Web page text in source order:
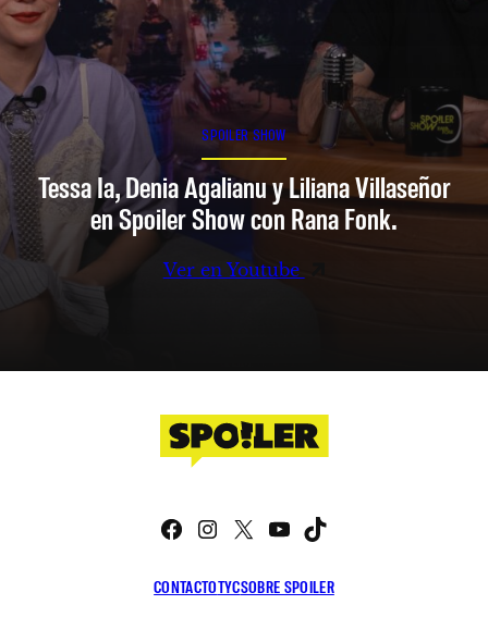
SPOILER SHOW
Tessa Ia, Denia Agalianu y Liliana Villaseñor
en Spoiler Show con Rana Fonk.
Ver en Youtube
CONTACTOTYCSOBRE SPOILER
Facebook
Instagram
X YouTube